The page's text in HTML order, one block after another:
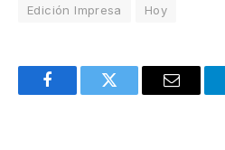
Edición Impresa Hoy
FacebookTwitter Email